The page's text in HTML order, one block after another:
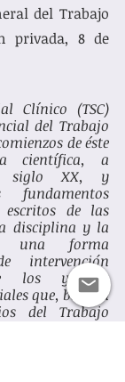
del Trabajo
privada, 8 de
Clínico (TSC)
del Trabajo
de éste
científica, a
siglo XX, y
fundamentos
de las
disciplina y la
una forma
intervención
los y las
que, basada
del Trabajo